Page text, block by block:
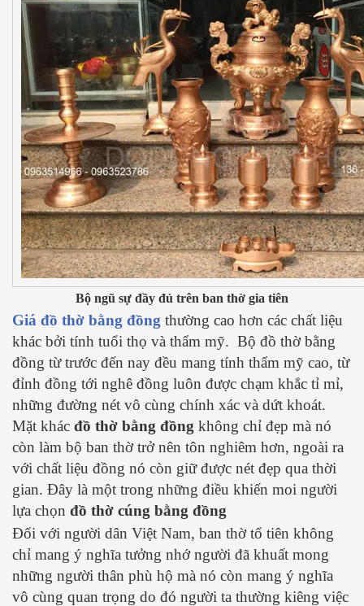
Bộ ngũ sự đầy đủ trên ban thờ gia tiên
Giá đồ thờ bằng đồng thường cao hơn các chất liệu
khác bởi tính tuổi thọ và thẩm mỹ. Bộ đồ thờ bằng
đồng từ trước đến nay đều mang tính thẩm mỹ cao, từ
đỉnh đồng tới nghê đồng luôn được chạm khắc tỉ mỉ,
những đường nét vô cùng chính xác và dứt khoát.
Mặt khác đồ thờ bằng đồng không chỉ đẹp mà nó
còn làm bộ ban thờ trở nên tôn nghiêm hơn, ngoài ra
với chất liệu đồng nó còn giữ được nét đẹp qua thời
gian. Đây là một trong những điều khiến moi người
lựa chọn đồ thờ cúng bằng đồng
Đối với người dân Việt Nam, ban thờ tổ tiên không
chỉ mang ý nghĩa tưởng nhớ người đã khuất mong
những người thân phù hộ mà nó còn mang ý nghĩa
vô cùng quan trọng do đó người ta thường kiêng việc